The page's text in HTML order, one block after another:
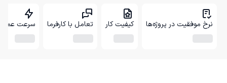
نرخ موفقیت در پروژه‌ها کیفیت کار تعامل با کارفرما سرعت عمل